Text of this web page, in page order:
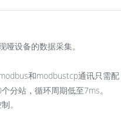
设备的数据采集。
和modbustcp通讯只需配
分站，循环周期低至7ms。
。